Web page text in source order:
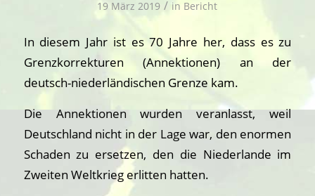
19 März 2019 / in Bericht
In diesem Jahr ist es 70 Jahre her, dass es zu
Grenzkorrekturen (Annektionen) an der
deutsch-niederländischen Grenze kam.
Die Annektionen wurden veranlasst, weil
Deutschland nicht in der Lage war, den enormen
Schaden zu ersetzen, den die Niederlande im
Zweiten Weltkrieg erlitten hatten.